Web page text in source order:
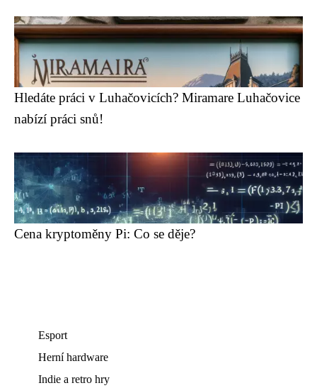
Hledáte práci v Luhačovicích? Miramare Luhačovice
nabízí práci snů!
Cena kryptoměny Pi: Co se děje?
Esport
Herní hardware
Indie a retro hry